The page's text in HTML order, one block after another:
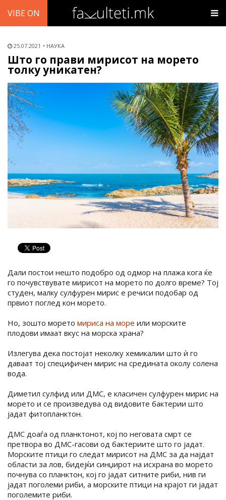
VIBE ON
25.07.2021 НАУКА
Што го прави мирисот на морето
толку уникатен?
Дали постои нешто подобро од одмор на плажа кога ќе
го почувствувате мирисот на морето по долго време? Тој
студен, малку сулфурен мирис е речиси подобар од
првиот поглед кон морето.
Но, зошто морето мириса на море или морските
плодови имаат вкус на морска храна?
Излегува дека постојат неколку хемикалии што ѝ го
даваат тој специфичен мирис на средината околу солена
вода.
Диметил сулфид или ДМС, е класичен сулфурен мирис на
морето и се произведува од видовите бактерии што
јадат фитопланктон.
ДМС доаѓа од планктонот, кој по неговата смрт се
претвора во ДМС-гасови од бактериите што го јадат.
Морските птици го следат мирисот на ДМС за да најдат
области за лов, бидејќи синџирот на исхрана во морето
почнува со планктон, кој го јадат ситните риби, нив ги
јадат поголеми риби, а морските птици на крајот ги јадат
поголемите риби.